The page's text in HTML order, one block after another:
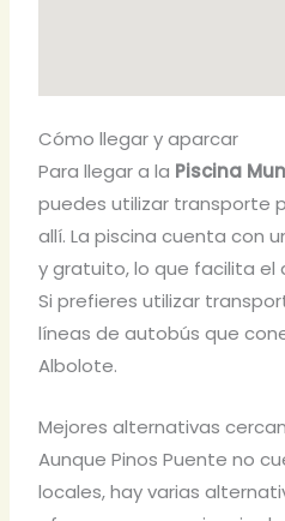
Cómo llegar y aparcar
Para llegar a la Piscina
puedes utilizar transporte
allí. La piscina cuenta con
y gratuito, lo que facilita el
Si prefieres utilizar
líneas de autobús que
Albolote.
Mejores alternativas
Aunque Pinos Puente no
locales, hay varias